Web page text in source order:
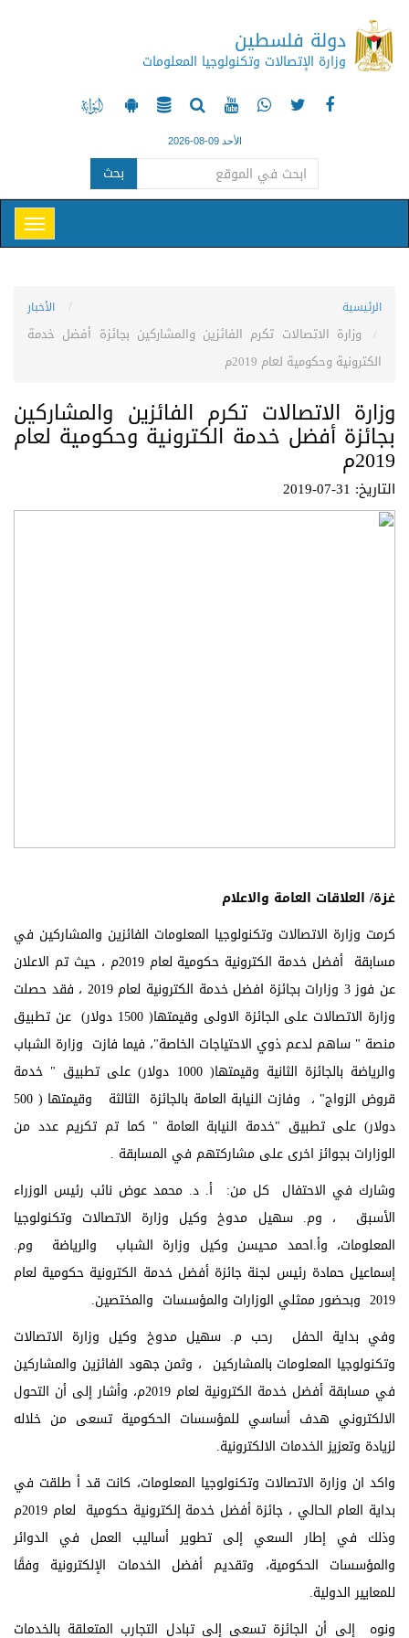
دولة فلسطين
وزارة الإتصالات وتكنولوجيا المعلومات
الأحد 09-08-2026
بحث
الرئيسية الأخبار
وزارة الاتصالات تكرم الفائزين والمشاركين بجائزة أفضل خدمة
الكترونية وحكومية لعام 2019م
وزارة الاتصالات تكرم الفائزين والمشاركين
بجائزة أفضل خدمة الكترونية وحكومية لعام
2019م
التاريخ: 31-07-2019
غزة/ العلاقات العامة والاعلام
كرمت وزارة الاتصالات وتكنولوجيا المعلومات الفائزين والمشاركين في
مسابقة أفضل خدمة الكترونية حكومية لعام 2019م ، حيث تم الاعلان
عن فوز 3 وزارات بجائزة افضل خدمة الكترونية لعام 2019 ، فقد حصلت
وزارة الاتصالات على الجائزة الاولى وقيمتها( 1500 دولار) عن تطبيق
منصة " ساهم لدعم ذوي الاحتياجات الخاصة"، فيما فازت وزارة الشباب
والرياضة بالجائزة الثانية وقيمتها( 1000 دولار) على تطبيق " خدمة
قروض الزواج" ، وفازت النيابة العامة بالجائزة الثالثة وقيمتها ( 500
دولار) على تطبيق "خدمة النيابة العامة " كما تم تكريم عدد من
الوزارات بجوائز اخرى على مشاركتهم في المسابقة .
وشارك في الاحتفال كل من: أ. د. محمد عوض نائب رئيس الوزراء
الأسبق ، وم. سهيل مدوخ وكيل وزارة الاتصالات وتكنولوجيا
المعلومات، وأ.احمد محيسن وكيل وزارة الشباب والرياضة وم.
إسماعيل حمادة رئيس لجنة جائزة أفضل خدمة الكترونية حكومية لعام
2019 وبحضور ممثلي الوزارات والمؤسسات والمختصين.
وفي بداية الحفل رحب م. سهيل مدوخ وكيل وزارة الاتصالات
وتكنولوجيا المعلومات بالمشاركين ، وثمن جهود الفائزين والمشاركين
في مسابقة أفضل خدمة الكترونية لعام 2019م، وأشار إلى أن التحول
الالكتروني هدف أساسي للمؤسسات الحكومية تسعى من خلاله
لزيادة وتعزيز الخدمات الالكترونية.
واكد ان وزارة الاتصالات وتكنولوجيا المعلومات، كانت قد أ طلقت في
بداية العام الحالي ، جائزة أفضل خدمة إلكترونية حكومية لعام 2019م
وذلك في إطار السعي إلى تطوير أساليب العمل في الدوائر
والمؤسسات الحكومية، وتقديم أفضل الخدمات الإلكترونية وفقًا
للمعايير الدولية.
ونوه إلى أن الجائزة تسعى إلى تبادل التجارب المتعلقة بالخدمات